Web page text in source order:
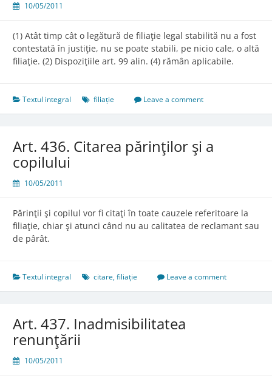
10/05/2011
(1) Atât timp cât o legătură de filiaţie legal stabilită nu a fost
contestată în justiţie, nu se poate stabili, pe nicio cale, o altă
filiaţie. (2) Dispoziţiile art. 99 alin. (4) rămân aplicabile.
Textul integral filiație Leave a comment
Art. 436. Citarea părinţilor şi a
copilului
10/05/2011
Părinţii şi copilul vor fi citaţi în toate cauzele referitoare la
filiaţie, chiar şi atunci când nu au calitatea de reclamant sau
de pârât.
Textul integral citare,filiație Leave a comment
Art. 437. Inadmisibilitatea
renunţării
10/05/2011